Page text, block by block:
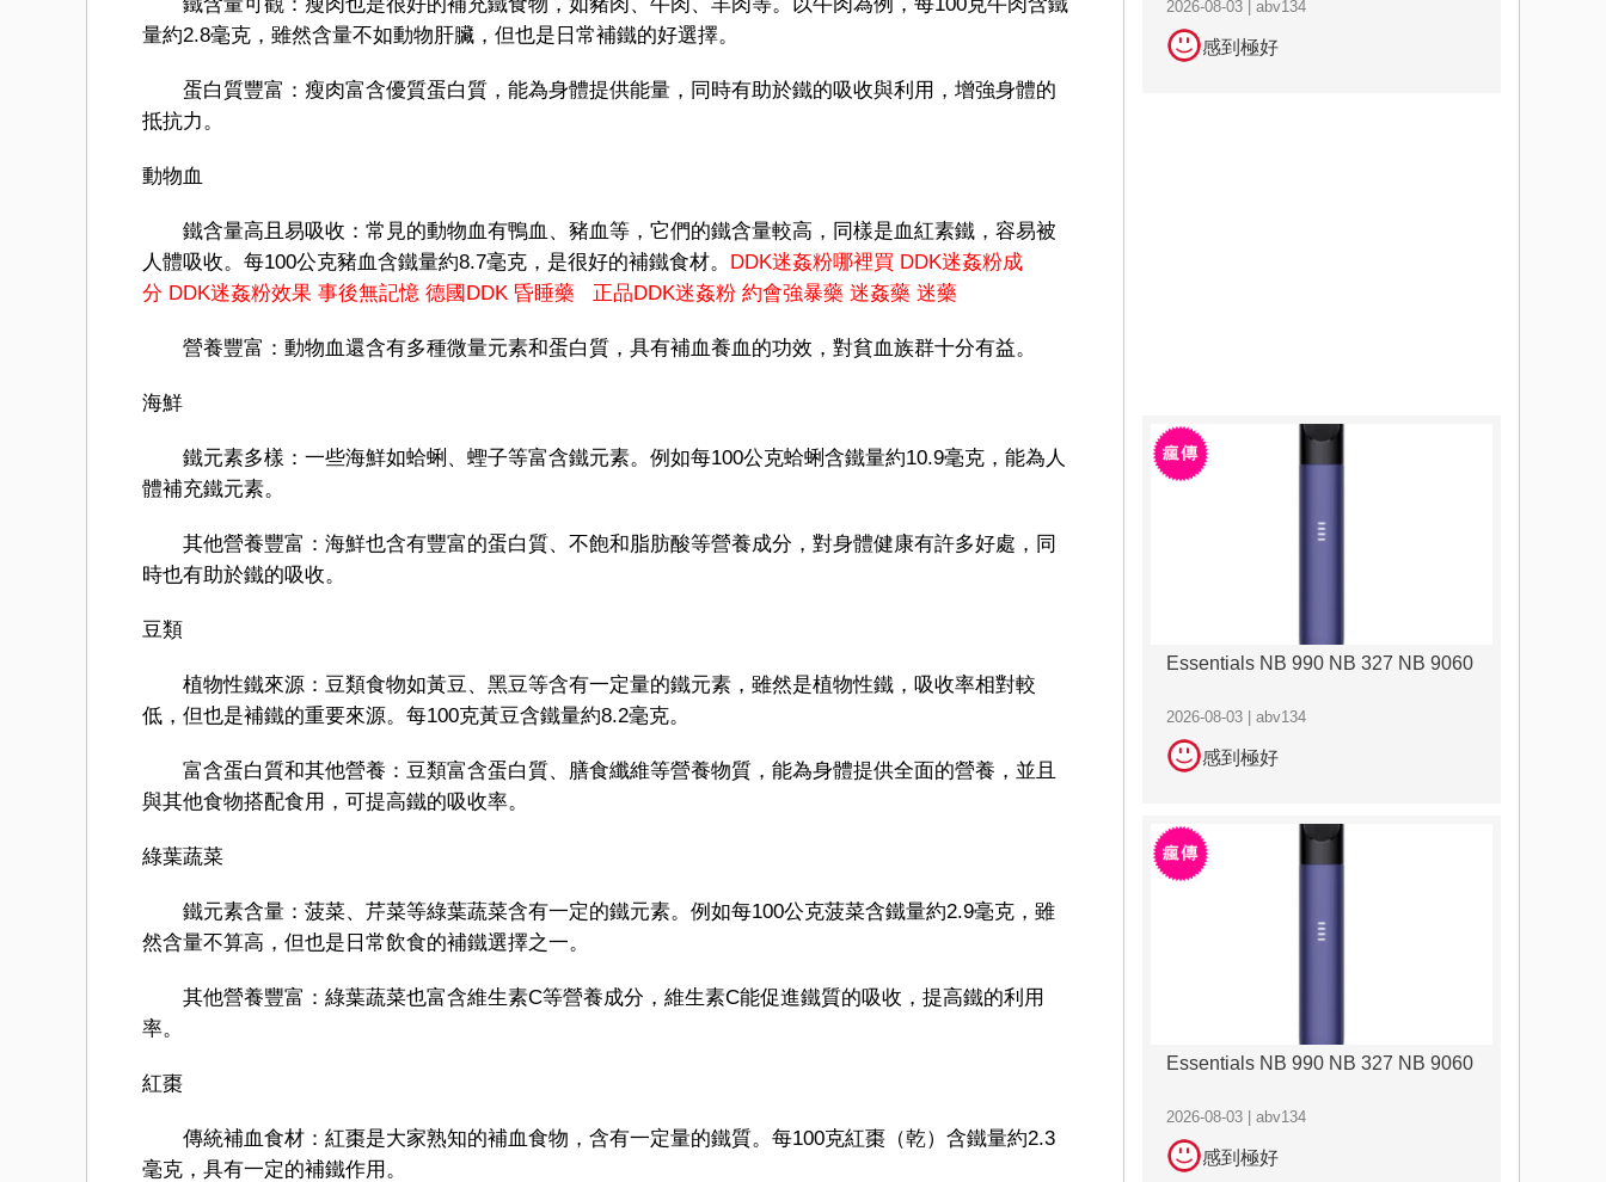
量約2.8毫克，雖然含量不如動物肝臟，但也是日常補鐵的好選擇。
蛋白質豐富：瘦肉富含優質蛋白質，能為身體提供能量，同時有助於鐵的吸收與利用，增強身體的
抵抗力。
動物血
鐵含量高且易吸收：常見的動物血有鴨血、豬血等，它們的鐵含量較高，同樣是血紅素鐵，容易被
人體吸收。每100公克豬血含鐵量約8.7毫克，是很好的補鐵食材。 DDK迷姦粉哪裡買 DDK迷姦粉成
分 DDK迷姦粉效果 事後無記憶 德國DDK 昏睡藥 正品DDK迷姦粉 約會強暴藥 迷姦藥 迷藥
營養豐富：動物血還含有多種微量元素和蛋白質，具有補血養血的功效，對貧血族群十分有益。
海鮮
鐵元素多樣：一些海鮮如蛤蜊、蟶子等富含鐵元素。例如每100公克蛤蜊含鐵量約10.9毫克，能為人
體補充鐵元素。
其他營養豐富：海鮮也含有豐富的蛋白質、不飽和脂肪酸等營養成分，對身體健康有許多好處，同
時也有助於鐵的吸收。
豆類
植物性鐵來源：豆類食物如黃豆、黑豆等含有一定量的鐵元素，雖然是植物性鐵，吸收率相對較
低，但也是補鐵的重要來源。每100克黃豆含鐵量約8.2毫克。
富含蛋白質和其他營養：豆類富含蛋白質、膳食纖維等營養物質，能為身體提供全面的營養，並且
與其他食物搭配食用，可提高鐵的吸收率。
綠葉蔬菜
鐵元素含量：菠菜、芹菜等綠葉蔬菜含有一定的鐵元素。例如每100公克菠菜含鐵量約2.9毫克，雖
然含量不算高，但也是日常飲食的補鐵選擇之一。
其他營養豐富：綠葉蔬菜也富含維生素C等營養成分，維生素C能促進鐵質的吸收，提高鐵的利用
率。
紅棗
傳統補血食材：紅棗是大家熟知的補血食物，含有一定量的鐵質。每100克紅棗（乾）含鐵量約2.3
毫克，具有一定的補鐵作用。
2026-08-03 | abv134
感到極好
Essentials NB 990 NB 327 NB 9060
2026-08-03 | abv134
感到極好
Essentials NB 990 NB 327 NB 9060
2026-08-03 | abv134
感到極好